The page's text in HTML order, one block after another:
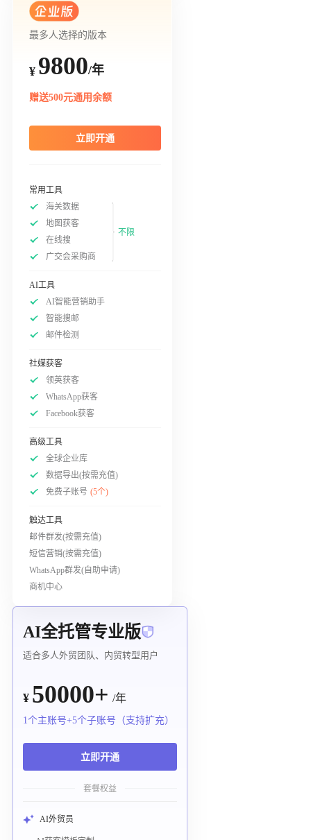
最多人选择的版本
¥ 9800/年
赠送500元通用余额
立即开通
常用工具
海关数据
地图获客
在线搜
广交会采购商
不限
AI工具
AI智能营销助手
智能搜邮
邮件检测
社媒获客
领英获客
WhatsApp获客
Facebook获客
高级工具
全球企业库
数据导出(按需充值)
免费子账号 (5个)
触达工具
邮件群发(按需充值)
短信营销(按需充值)
WhatsApp群发(自助申请)
商机中心
AI全托管专业版
适合多人外贸团队、内贸转型用户
¥ 50000+ /年
1个主账号+5个子账号（支持扩充）
立即开通
套餐权益
AI外贸员